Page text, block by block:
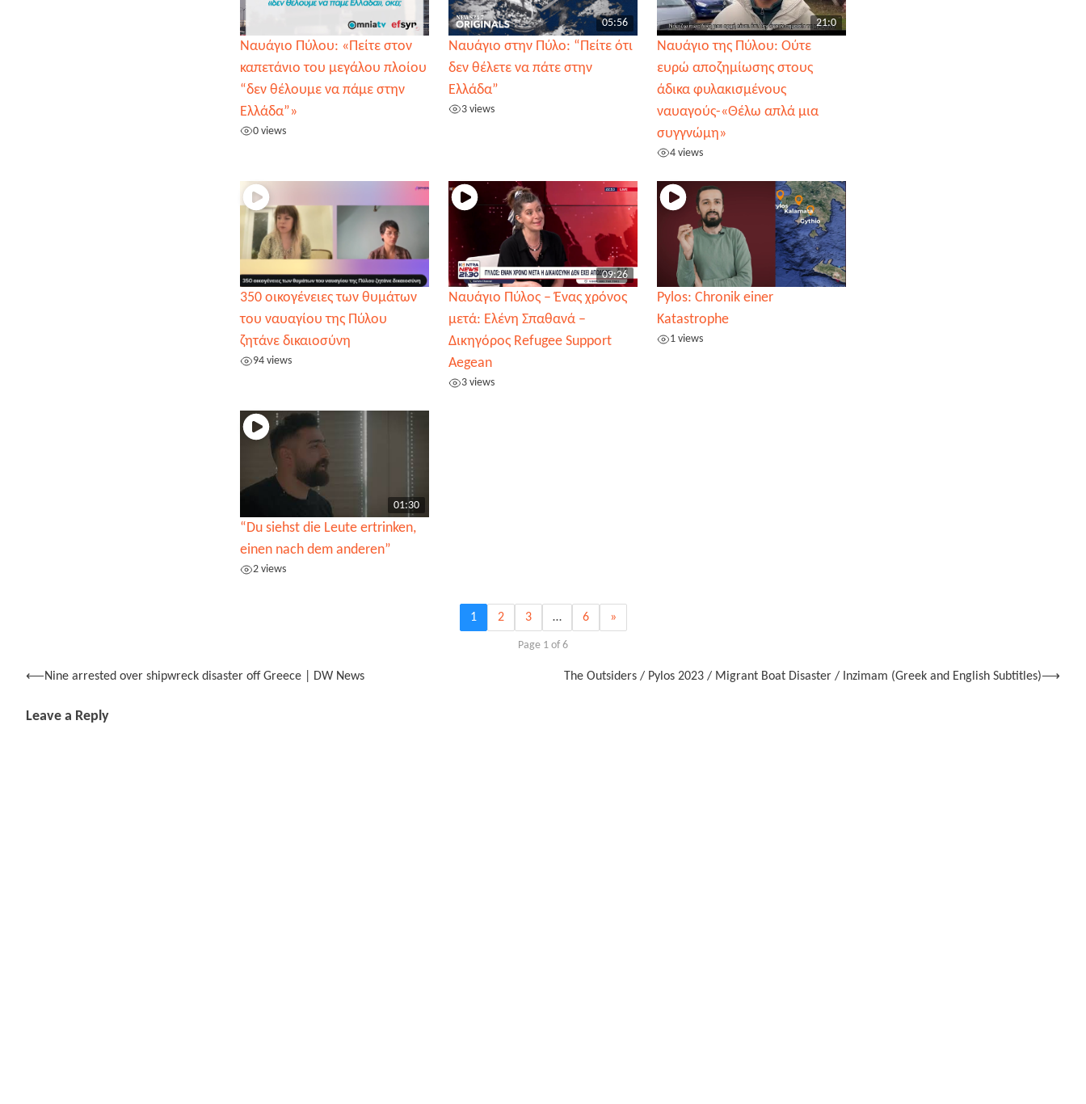
Ναυάγιο Πύλου: «Πείτε στον
καπετάνιο του μεγάλου πλοίου
“δεν θέλουμε να πάμε στην
Ελλάδα”»
0 views
05:56
Ναυάγιο στην Πύλο: “Πείτε ότι
δεν θέλετε να πάτε στην
Ελλάδα”
3 views
21:0
Ναυάγιο της Πύλου: Ούτε
ευρώ αποζημίωσης στους
άδικα φυλακισμένους
ναυαγούς-«Θέλω απλά μια
συγγνώμη»
4 views
350 οικογένειες των θυμάτων
του ναυαγίου της Πύλου
ζητάνε δικαιοσύνη
94 views
09:26
Ναυάγιο Πύλος – Ένας χρόνος
μετά: Ελένη Σπαθανά –
Δικηγόρος Refugee Support
Aegean
3 views
Pylos: Chronik einer
Katastrophe
1 views
01:30
“Du siehst die Leute ertrinken,
einen nach dem anderen”
2 views
1 2 3 … 6 »
Page 1 of 6
Post
⟵Nine arrested over shipwreck disaster off Greece | DW News The Outsiders / Pylos 2023 / Migrant Boat Disaster / Inzimam (Greek and English Subtitles)⟶
Leave a Reply